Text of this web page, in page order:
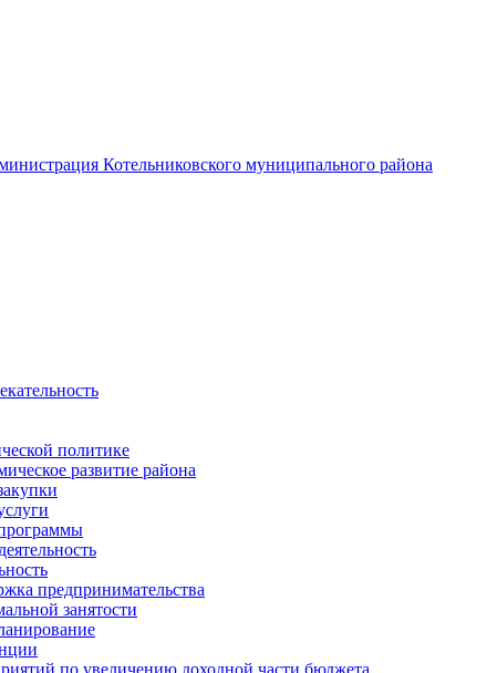
политике
развитие района
предпринимательства
занятости
по увеличению доходной части бюджета